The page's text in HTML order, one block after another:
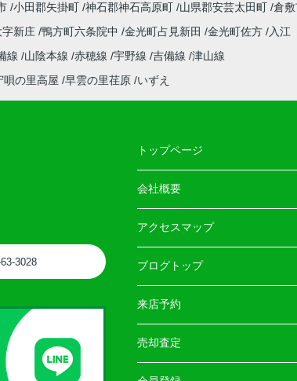
小田郡矢掛町 神石郡神石高原町 山県郡安芸太田町 倉
字新庄 鴨方町六条院中 金光町占見新田 金光町佐方
入江
線 山陰本線 赤穂線 宇野線 吉備線 津山線
唄の里高屋 早雲の里荏原 いずえ
3028
トップページ
会社概要
アクセスマップ
ブログトップ
来店予約
売却査定